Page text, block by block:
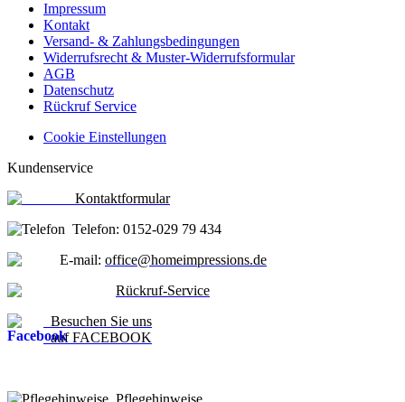
Impressum
Kontakt
Versand- & Zahlungsbedingungen
Widerrufsrecht & Muster-Widerrufsformular
AGB
Datenschutz
Rückruf Service
Cookie Einstellungen
Kundenservice
Kontaktformular
Telefon: 0152-029 79 434
E-mail: office@homeimpressions.de
Rückruf-Service
Besuchen Sie uns
auf FACEBOOK